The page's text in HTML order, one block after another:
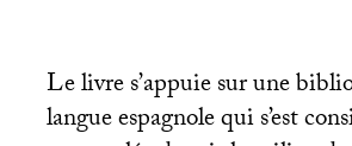
Le livre s’appuie sur une
langue espagnole qui s’est